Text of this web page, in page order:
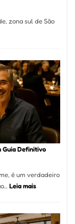
zona sul de São
Guia Definitivo
é um verdadeiro
Leia mais:
Melhores